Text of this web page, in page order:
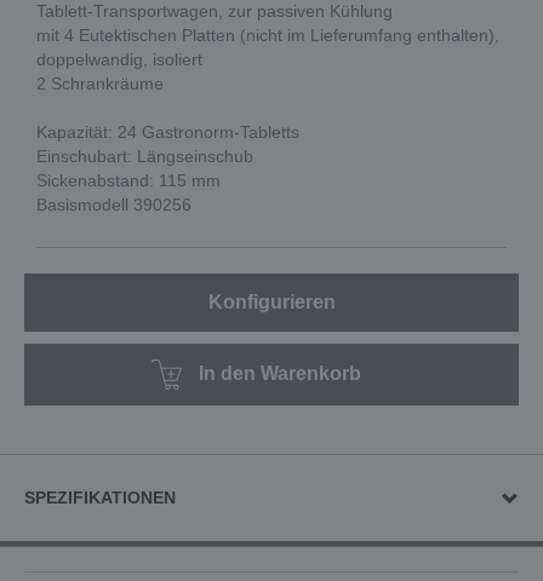
Tablett-Transportwagen, zur passiven Kühlung
mit 4 Eutektischen Platten (nicht im Lieferumfang enthalten),
doppelwandig, isoliert
2 Schrankräume
Kapazität: 24 Gastronorm-Tabletts
Einschubart: Längseinschub
Sickenabstand: 115 mm
Basismodell 390256
Konfigurieren
In den Warenkorb
SPEZIFIKATIONEN